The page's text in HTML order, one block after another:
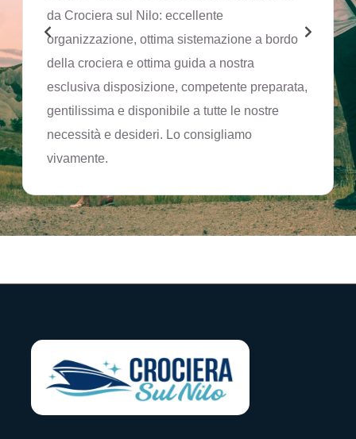
da Crociera sul Nilo: eccellente
organizzazione, ottima sistemazione a bordo
della crociera e ottima guida a nostra
esclusiva disposizione, competente preparata,
gentilissima e disponibile a tutte le nostre
necessità e desideri. Lo consigliamo
vivamente.